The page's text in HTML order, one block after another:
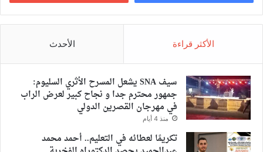
الأكثر قراءة الأحدث
سيف SNA يشعل المسرح الأثري السليوم:
جمهور محترم جدا و نجاح كبير لعرض الراب
في مهرجان القصرين الدولي
منذ 4 أيام
تكريمًا لعطائه في التعليم.. أحمد محمد